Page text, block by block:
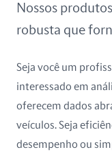
Nossos
robusta que
Seja você um
interessado em
oferecem dados
veículos. Seja
desempenho ou